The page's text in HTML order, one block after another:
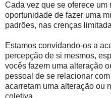
Cada vez que se oferece um
oportunidade de fazer uma
padrões, nas crenças
Estamos convidando-os a
percepção de si mesmos,
vocês fazem uma alteração
pessoal de se relacionar
acarretam uma alteração ou